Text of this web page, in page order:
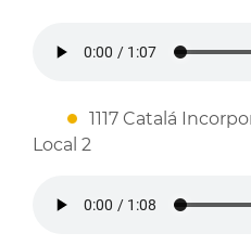
1117 Catalá
Local 2